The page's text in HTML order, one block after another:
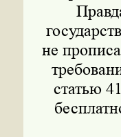
не
статью